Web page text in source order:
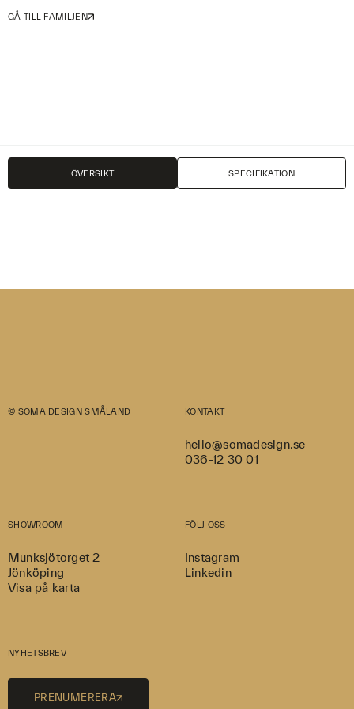
GÅ TILL FAMILJEN
ÖVERSIKT SPECIFIKATION
PRODUKTBLAD PRISLISTA
© SOMA DESIGN SMÅLAND KONTAKT
hello@somadesign.se
036-12 30 01
SHOWROOM
Munksjötorget 2
Jönköping
Visa på karta
FÖLJ OSS
Instagram
Linkedin
NYHETSBREV
PRENUMERERA